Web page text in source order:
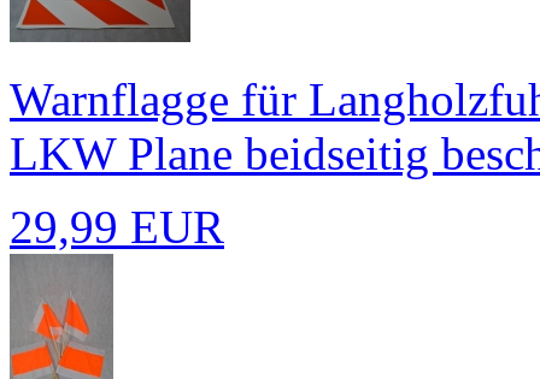
Warnflagge für
LKW Plane beidseitig
29,99 EUR